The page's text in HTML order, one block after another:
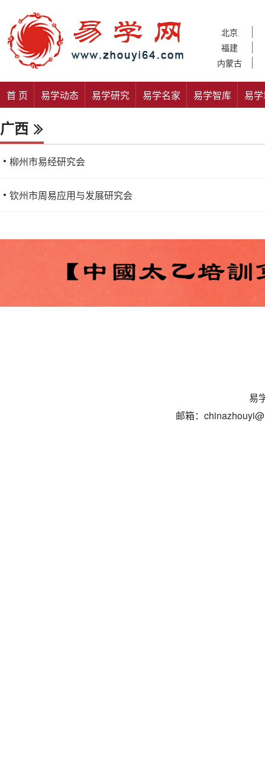
北京
福建
内蒙古
首 页 易学动态 易学研究 易学名家 易学智库 易
广西
柳州市易经研究会
钦州市周易应用与发展研究会
易
邮箱：